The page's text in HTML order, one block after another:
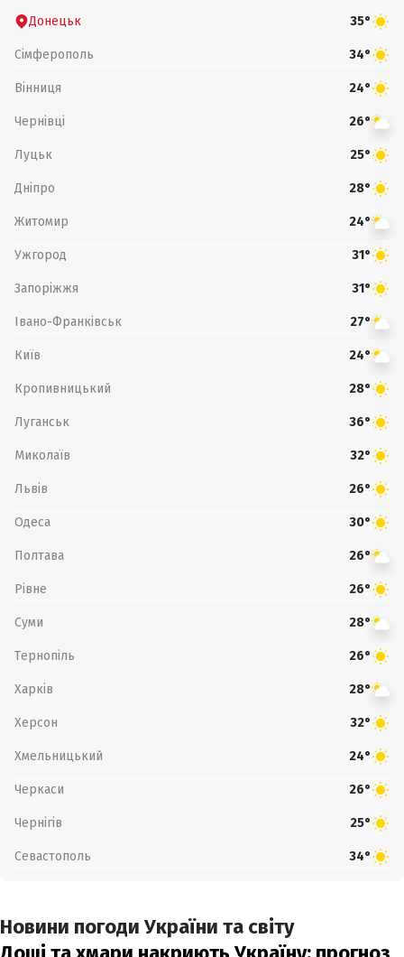
Донецьк 35°
Сімферополь 34°
Вінниця 24°
Чернівці 26°
Луцьк 25°
Дніпро 28°
Житомир 24°
Ужгород 31°
Запоріжжя 31°
Івано-Франківськ 27°
Київ 24°
Кропивницький 28°
Луганськ 36°
Миколаїв 32°
Львів 26°
Одеса 30°
Полтава 26°
Рівне 26°
Суми 28°
Тернопіль 26°
Харків 28°
Херсон 32°
Хмельницький 24°
Черкаси 26°
Чернігів 25°
Севастополь 34°
Новини погоди України та світу